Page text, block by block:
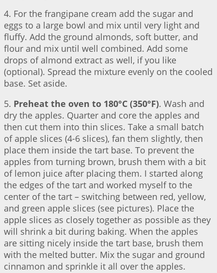
4. For the frangipane cream add the sugar and
eggs to a large bowl and mix until very light and
fluffy. Add the ground almonds, soft butter, and
flour and mix until well combined. Add some
drops of almond extract as well, if you like
(optional). Spread the mixture evenly on the cooled
base. Set aside.
5. Preheat the oven to 180°C (350°F). Wash and
dry the apples. Quarter and core the apples and
then cut them into thin slices. Take a small batch
of apple slices (4-6 slices), fan them slightly, then
place them inside the tart base. To prevent the
apples from turning brown, brush them with a bit
of lemon juice after placing them. I started along
the edges of the tart and worked myself to the
center of the tart – switching between red, yellow,
and green apple slices (see pictures). Place the
apple slices as closely together as possible as they
will shrink a bit during baking. When the apples
are sitting nicely inside the tart base, brush them
with the melted butter. Mix the sugar and ground
cinnamon and sprinkle it all over the apples.